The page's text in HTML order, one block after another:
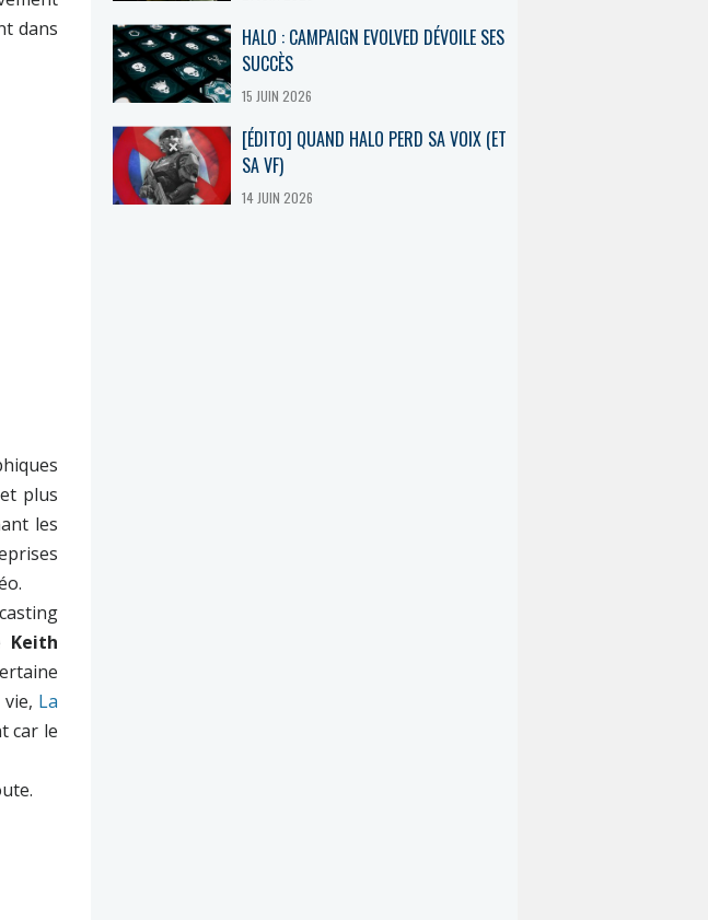
dans
plus
les
Keith
La
car le
HALO : CAMPAIGN EVOLVED DÉVOILE SES
SUCCÈS
15 JUIN 2026
[ÉDITO] QUAND HALO PERD SA VOIX (ET
SA VF)
14 JUIN 2026